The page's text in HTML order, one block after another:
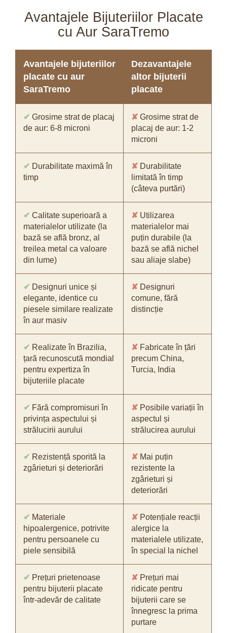
Avantajele Bijuteriilor Placate
cu Aur SaraTremo
Avantajele bijuteriilor
placate cu aur
SaraTremo
Dezavantajele
altor bijuterii
placate
✔ Grosime strat de placaj
de aur: 6-8 microni
✘ Grosime strat de
placaj de aur: 1-2
microni
✔ Durabilitate maximă în
timp
✘ Durabilitate
limitată în timp
(câteva purtări)
✔ Calitate superioară a
materialelor utilizate (la
bază se află bronz, al
treilea metal ca valoare
din lume)
✘ Utilizarea
materialelor mai
puțin durabile (la
bază se află nichel
sau aliaje slabe)
✔ Designuri unice și
elegante, identice cu
piesele similare realizate
în aur masiv
✘ Designuri
comune, fără
distincție
✔ Realizate în Brazilia,
țară recunoscută mondial
pentru expertiza în
bijuteriile placate
✘ Fabricate în țări
precum China,
Turcia, India
✔ Fără compromisuri în
privința aspectului și
strălucirii aurului
✘ Posibile variații în
aspectul și
strălucirea aurului
✔ Rezistență sporită la
zgârieturi și deteriorări
✘ Mai puțin
rezistente la
zgârieturi și
deteriorări
✔ Materiale
hipoalergenice, potrivite
pentru persoanele cu
piele sensibilă
✘ Potențiale reacții
alergice la
materialele utilizate,
în special la nichel
✔ Prețuri prietenoase
pentru bijuterii placate
într-adevăr de calitate
✘ Prețuri mai
ridicate pentru
bijuterii care se
înnegresc la prima
purtare